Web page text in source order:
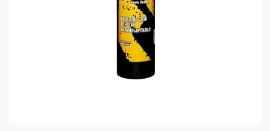
Тактическое снаряжение
Высокоточная стрельба
Спортивная стрельба